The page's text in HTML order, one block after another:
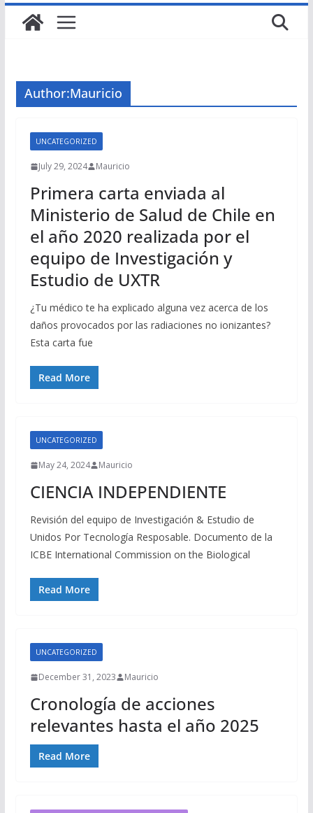
Author:Mauricio
UNCATEGORIZED
July 29, 2024 Mauricio
Primera carta enviada al
Ministerio de Salud de Chile en
el año 2020 realizada por el
equipo de Investigación y
Estudio de UXTR
¿Tu médico te ha explicado alguna vez acerca de los
daños provocados por las radiaciones no ionizantes?
Esta carta fue
Read More
UNCATEGORIZED
May 24, 2024 Mauricio
CIENCIA INDEPENDIENTE
Revisión del equipo de Investigación & Estudio de
Unidos Por Tecnología Resposable. Documento de la
ICBE International Commission on the Biological
Read More
UNCATEGORIZED
December 31, 2023 Mauricio
Cronología de acciones
relevantes hasta el año 2025
Read More